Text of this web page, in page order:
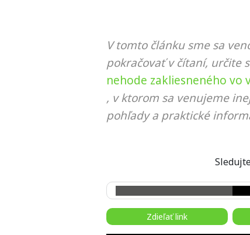
V tomto článku sme sa
pokračovať v čítaní, určite
nehode zakliesneného vo
, v ktorom sa venujeme
pohľady a praktické
Zdieľať link